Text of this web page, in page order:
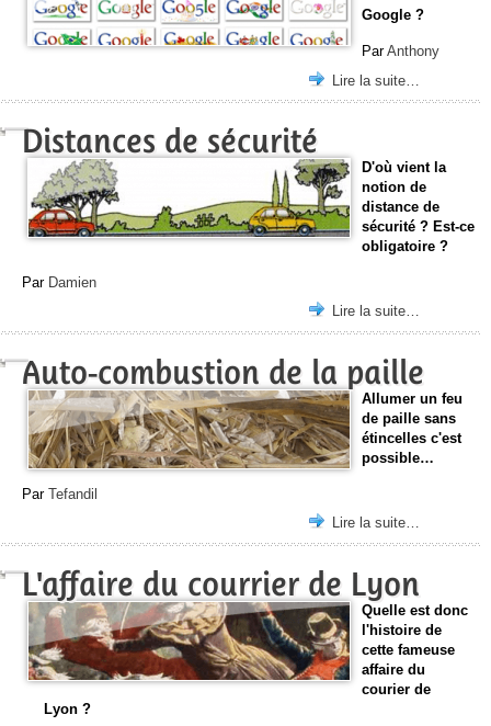
Google ?
ParAnthony
Lire la suite…
Distances de sécurité
D'où vient la
notion de
distance de
sécurité ? Est-ce
obligatoire ?
Par Damien
Lire la suite…
Auto-combustion de la paille
Allumer un feu
de paille sans
étincelles c'est
possible…
Par Tefandil
Lire la suite…
L'affaire du courrier de Lyon
Quelle est donc
l'histoire de
cette fameuse
affaire du
courier de
Lyon ?